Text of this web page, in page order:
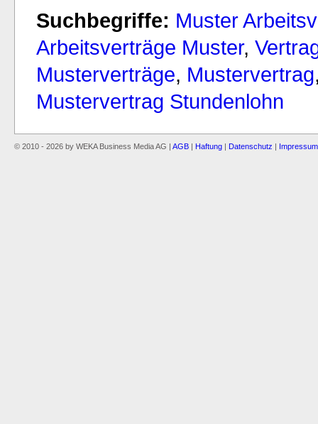
Suchbegriffe: Muster
Arbeitsverträge Muster,
Musterverträge, Mustervertrag
Mustervertrag Stundenlohn
© 2010 - 2026 by WEKA Business Media AG | AGB Haftung Datenschutz Impressum